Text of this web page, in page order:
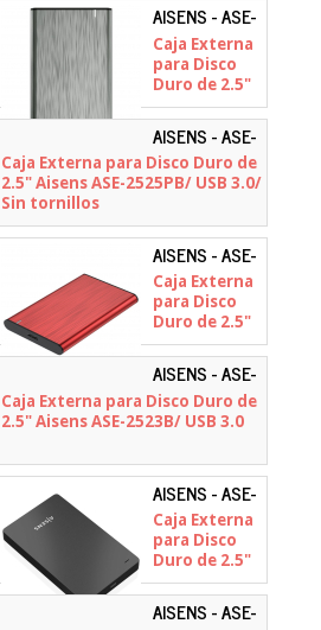
AISENS - ASE-
2525GR
Caja Externa
para Disco
Duro de 2.5"
Aisens ASE-
2525GR/ USB
3.1/ Sin
tornillos
AISENS - ASE-
2525PB
Caja Externa para Disco Duro de
2.5" Aisens ASE-2525PB/ USB 3.0/
Sin tornillos
AISENS - ASE-
2525RED
Caja Externa
para Disco
Duro de 2.5"
Aisens ASE-
2525RED/
USB 3.1/ Sin
tornillos
AISENS - ASE-
2523B
Caja Externa para Disco Duro de
2.5" Aisens ASE-2523B/ USB 3.0
AISENS - ASE-
2542B
Caja Externa
para Disco
Duro de 2.5"
Aisens ASE-
2542B/ USB
3.1/ Sin
AISENS - ASE-